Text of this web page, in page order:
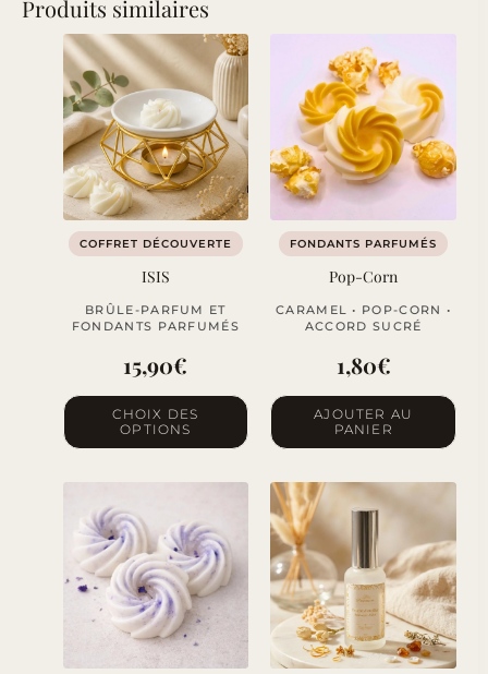
Produits similaires
COFFRET DÉCOUVERTE
ISIS
BRÛLE-PARFUM ET
FONDANTS PARFUMÉS
15,90€
CHOIX DES
OPTIONS
Ce
produit
variations.
Les
options
peuvent
être
FONDANTS PARFUMÉS
Pop-Corn
CARAMEL • POP-CORN •
ACCORD SUCRÉ
1,80€
AJOUTER AU
PANIER